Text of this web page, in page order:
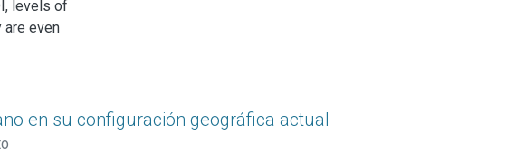
levels of
are even
health; as
health
of the Gross
health
en su configuración geográfica actual